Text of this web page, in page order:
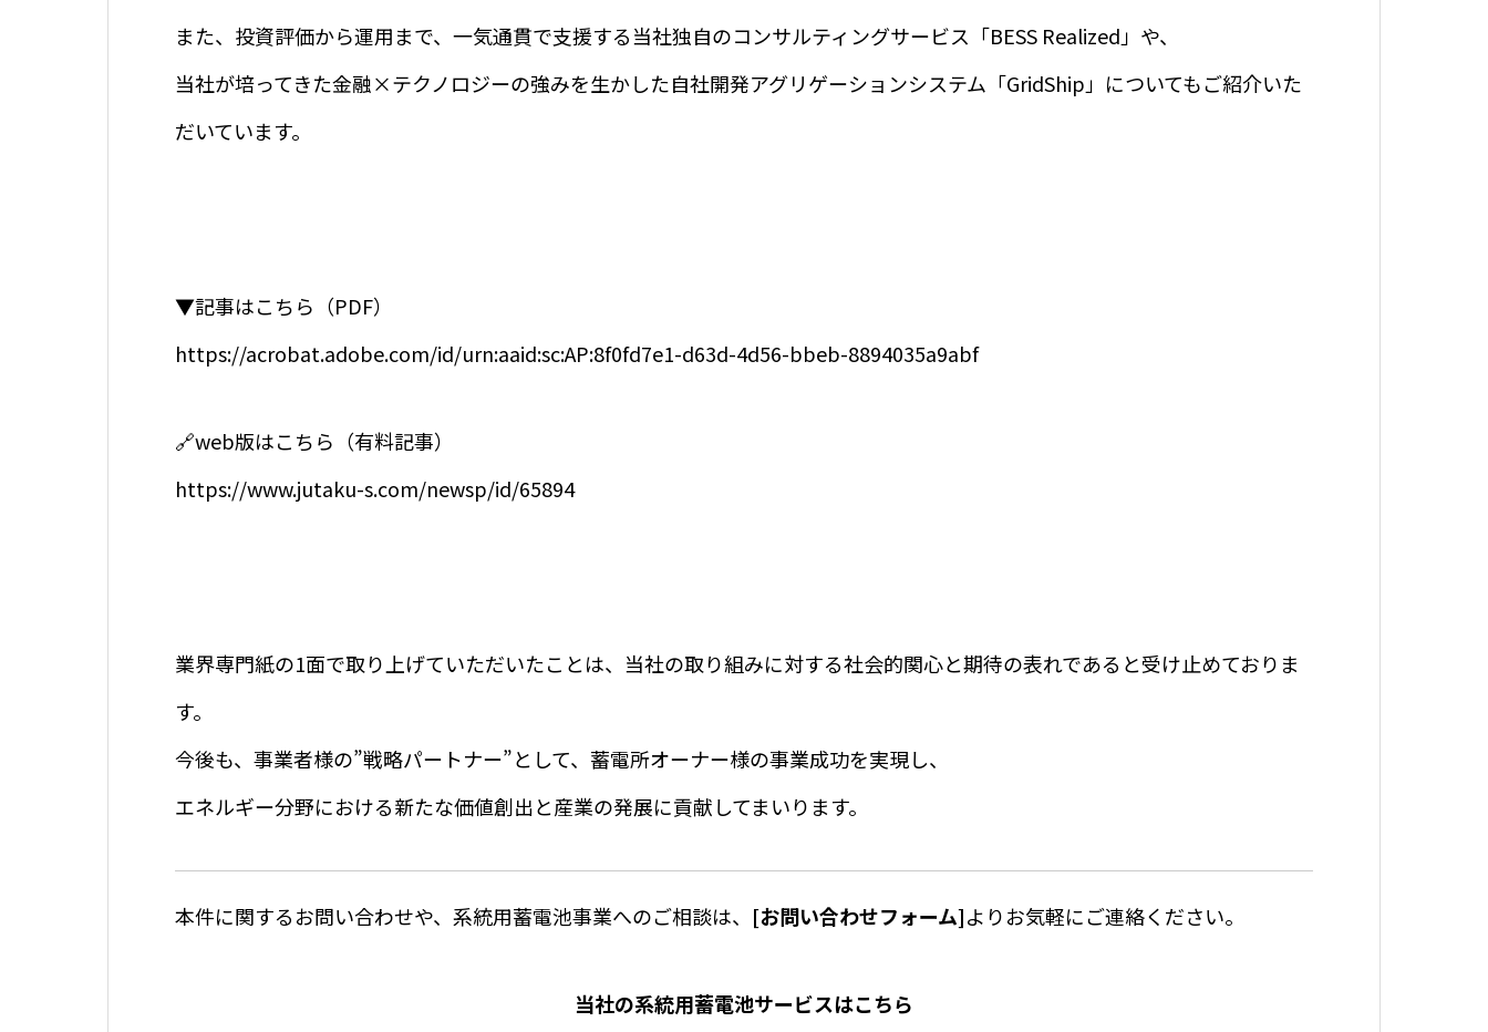
また、投資評価から運用まで、一気通貫で支援する当社独自のコンサルティングサービス「BESS Realized」や、
当社が培ってきた金融×テクノロジーの強みを生かした自社開発アグリゲーションシステム「GridShip」についてもご紹介いた
だいています。
▼記事はこちら（PDF）
https://acrobat.adobe.com/id/urn:aaid:sc:AP:8f0fd7e1-d63d-4d56-bbeb-8894035a9abf
🔗web版はこちら（有料記事）
https://www.jutaku-s.com/newsp/id/65894
業界専門紙の1面で取り上げていただいたことは、当社の取り組みに対する社会的関心と期待の表れであると受け止めておりま
す。
今後も、事業者様の”戦略パートナー”として、蓄電所オーナー様の事業成功を実現し、
エネルギー分野における新たな価値創出と産業の発展に貢献してまいります。
本件に関するお問い合わせや、系統用蓄電池事業へのご相談は、 [お問い合わせフォーム]よりお気軽にご連絡ください。
当社の系統用蓄電池サービスはこちら